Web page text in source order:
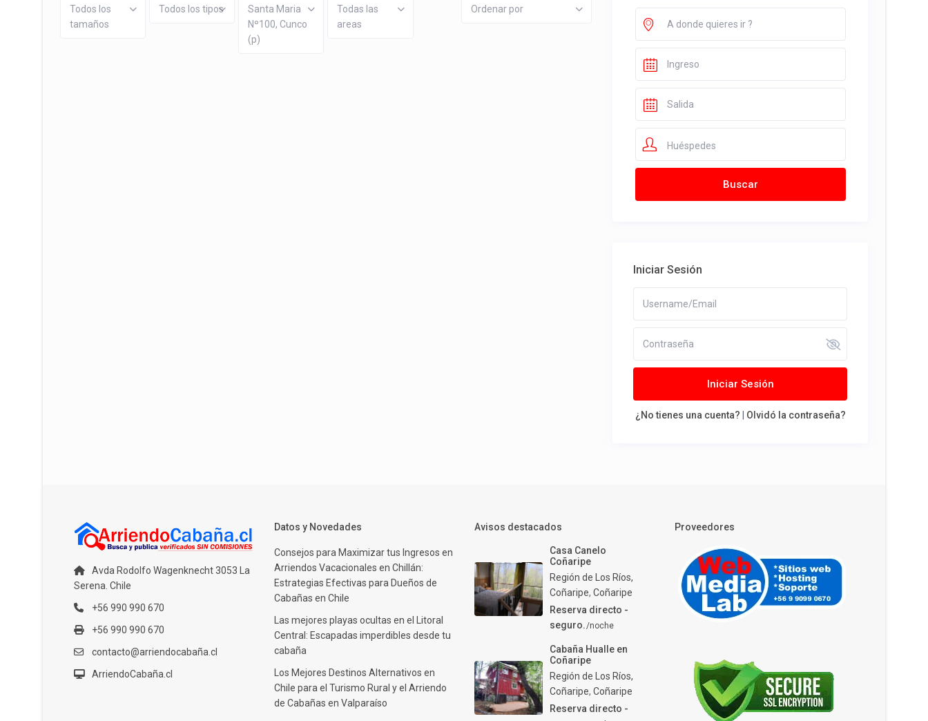
Todos los
tamaños
Todos los tipos
Santa Maria
Nº100, Cunco
(p)
Todas las
areas
Ordenar por
Huéspedes
Iniciar Sesión
Iniciar Sesión
¿No tienes una cuenta? Olvidó la contraseña?
Avda Rodolfo Wagenknecht 3053 La
Serena. Chile
+56 990 990 670
+56 990 990 670
contacto@arriendocabaña.cl
ArriendoCabaña.cl
Datos y Novedades
Consejos para Maximizar tus Ingresos en
Arriendos Vacacionales en Chillán:
Estrategias Efectivas para Dueños de
Cabañas en Chile
Las mejores playas ocultas en el Litoral
Central: Escapadas imperdibles desde tu
cabaña
Los Mejores Destinos Alternativos en
Chile para el Turismo Rural y el Arriendo
de Cabañas en Valparaíso
Avisos destacados
Casa Canelo
Coñaripe
Región de Los Ríos,
Coñaripe,Coñaripe
Reserva directo -
seguro./noche
Cabaña Hualle en
Coñaripe
Región de Los Ríos,
Coñaripe,Coñaripe
Reserva directo -
Proveedores